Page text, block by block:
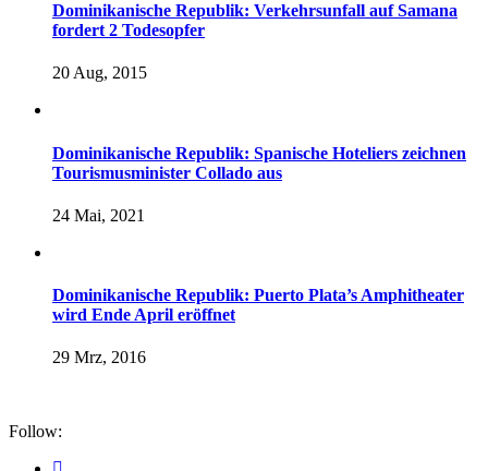
Dominikanische Republik: Verkehrsunfall auf Samana
fordert 2 Todesopfer
20 Aug, 2015
Dominikanische Republik: Spanische Hoteliers zeichnen
Tourismusminister Collado aus
24 Mai, 2021
Dominikanische Republik: Puerto Plata’s Amphitheater
wird Ende April eröffnet
29 Mrz, 2016
Follow: